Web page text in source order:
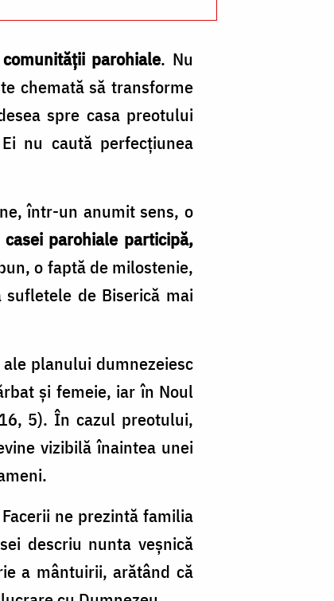
parohiale. Nu
chemată să transforme
spre casa preotului
nu caută perfecțiunea
într-un anumit sens, o
parohiale participă,
o faptă de milostenie,
de Biserică mai
planului dumnezeiesc
și femeie, iar în Noul
5). În cazul preotului,
vizibilă înaintea unei
ne prezintă familia
descriu nunta veșnică
a mântuirii, arătând că